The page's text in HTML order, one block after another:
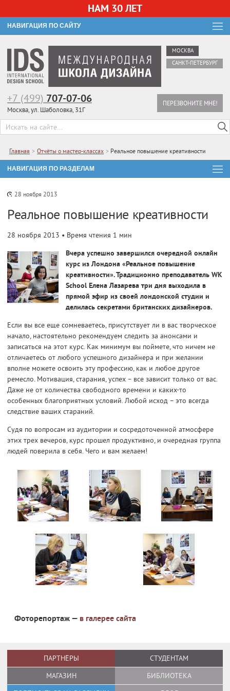
НАМ 30 ЛЕТ
НАВИГАЦИЯ ПО САЙТУ
МОСКВА
САНКТ-ПЕТЕРБУРГ
ПЕРЕЗВОНИТЕ МНЕ!
+7 (499) 707-07-06
Москва, ул. Шаболовка, 31Г
Главная > Отчёты о мастер-классах > Реальное повышение креативности
28 ноября 2013
Реальное повышение креативности
28 ноября 2013 • Время чтения 1 мин
Вчера успешно завершился очередной онлайн
курс из Лондона «Реальное повышение
креативности». Традиционно преподаватель WK
School Елена Лазарева три дня выходила в
прямой эфир из своей лондонской студии и
делилась секретами британских дизайнеров.
Если вы все еще сомневаетесь, присутствует ли в вас творческое
начало, настоятельно рекомендуем следить за анонсами и
записаться на этот курс. Как минимум вы поймете, что ничем не
отличаетесь от любого успешного дизайнера и при желании
вполне можете освоить эту профессию, как и любое другое
ремесло. Мотивация, старания, успех – все зависит только от вас.
Даже не от количества свободного времени и каких-то
особенных благоприятных условий. Любой исход – это всегда
следствие ваших стараний.
Судя по вопросам из аудитории и сосредоточенной атмосфере
этих трех вечеров, курс прошел продуктивно, и очередная группа
людей поверила в себя. Чего и вам желаем!
Фоторепортаж — в галерее сайта
НАВИГАЦИЯ ПО РАЗДЕЛАМ
ПАРТНЁРЫ
СТУДЕНТАМ
МАГАЗИН
БИБЛИОТЕКА